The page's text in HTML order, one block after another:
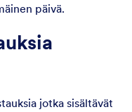
päivä.
jotka sisältävät